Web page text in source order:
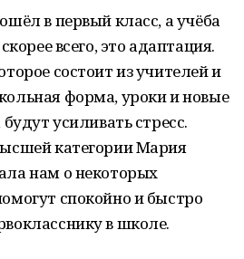
в первый класс, а учёба
всего, это адаптация.
состоит из учителей и
форма, уроки и новые
усиливать стресс.
категории Мария
нам о некоторых
спокойно и быстро
в школе.